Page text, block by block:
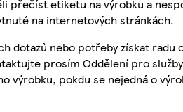
přečíst etiketu na výrobku a
na internetových stránkách.
dotazů nebo potřeby získat radu
prosím Oddělení pro
výrobku, pokdu se nejedná o